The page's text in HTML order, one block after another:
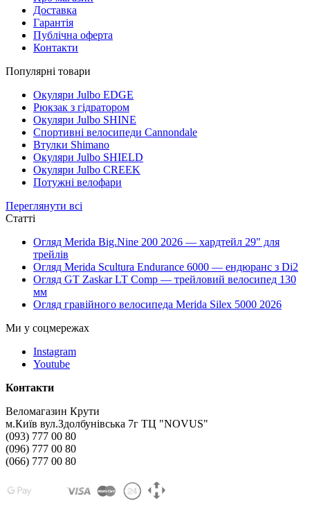
Доставка
Гарантія
Публічна оферта
Контакти
Популярні товари
Окуляри Julbo EDGE
Рюкзак з гідратором
Окуляри Julbo SHINE
Спортивні велосипеди Cannondale
Втулки Shimano
Окуляри Julbo SHIELD
Окуляри Julbo CREEK
Потужні велофари
Переглянути всі
Статті
Огляд Merida Big.Nine 200 2026 — хардтейл 29" для
трейлів
Огляд Merida Scultura Endurance 6000 — ендюранс з Di2
Огляд GT Zaskar LT Comp — трейловий велосипед 130
мм
Огляд гравійного велосипеда Merida Silex 5000 2026
Ми у соцмережах
Instagram
Youtube
Контакти
Веломагазин Крути
м.Київ вул.Здолбунівська 7г ТЦ "NOVUS"
(093) 777 00 80
(096) 777 00 80
(066) 777 00 80